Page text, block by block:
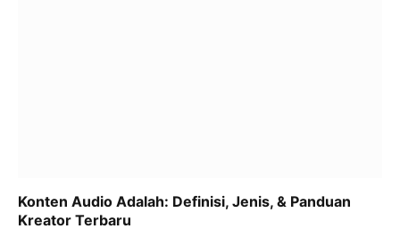
Konten Audio Adalah: Definisi, Jenis, & Panduan
Kreator Terbaru